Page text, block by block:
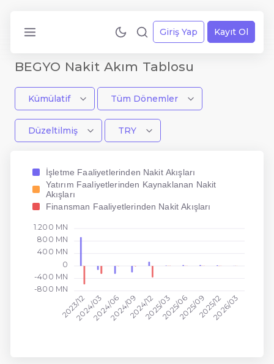
Giriş Yap Kayıt Ol
BEGYO Nakit Akım Tablosu
Kümülatif Tüm Dönemler
Düzeltilmiş TRY
İşletme Faaliyetlerinden Nakit Akışları
Yatırım Faaliyetlerinden Kaynaklanan Nakit
Akışları
Finansman Faaliyetlerinden Nakit Akışları
2023/122024/032024/062024/092024/122025/032025/062025/092025/122026/03
1.200 MN
800 MN
400 MN
0
-400 MN
-800 MN